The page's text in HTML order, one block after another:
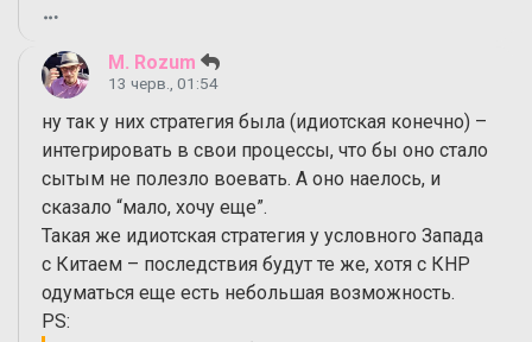
M. Rozum
13 черв., 01:54
ну так у них стратегия была (идиотская конечно) –
интегрировать в свои процессы, что бы оно стало
сытым не полезло воевать. А оно наелось, и
сказало “мало, хочу еще”.
Такая же идиотская стратегия у условного Запада
с Китаем – последствия будут те же, хотя с КНР
одуматься еще есть небольшая возможность.
PS: